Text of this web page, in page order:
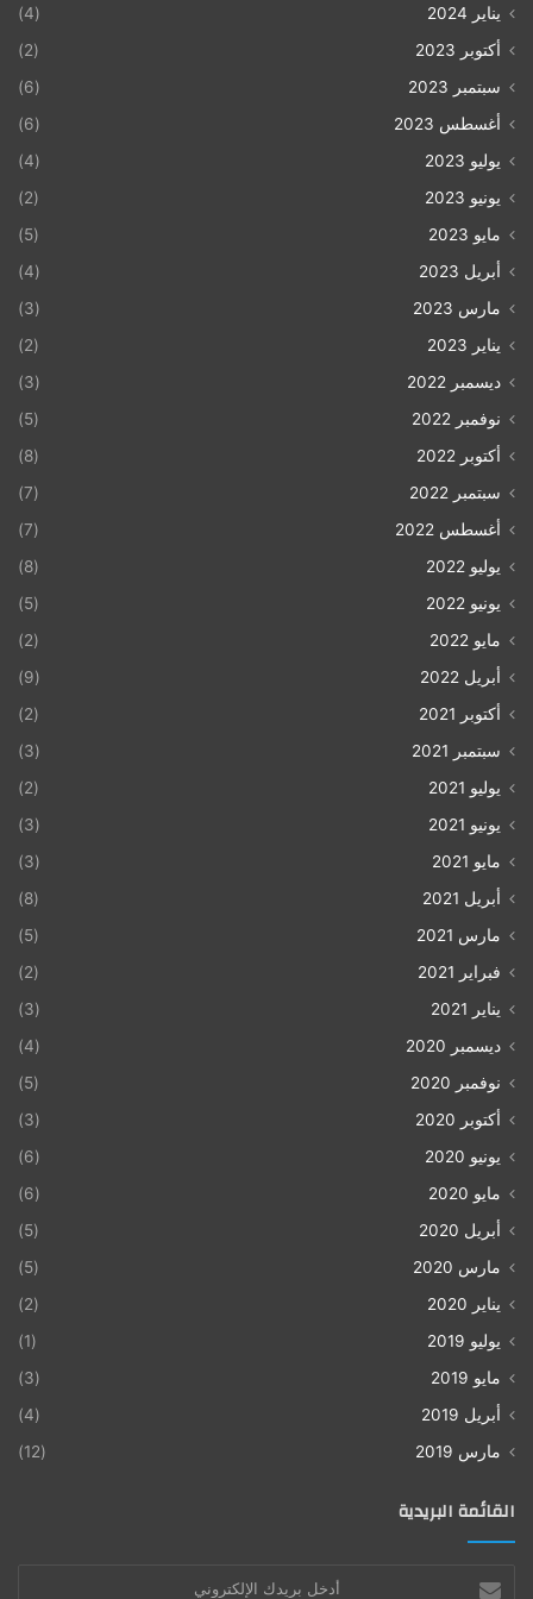
يناير 2024
(4)
أكتوبر 2023
(2)
سبتمبر 2023
(6)
أغسطس 2023
(6)
يوليو 2023
(4)
يونيو 2023
(2)
مايو 2023
(5)
أبريل 2023
(4)
مارس 2023
(3)
يناير 2023
(2)
ديسمبر 2022
(3)
نوفمبر 2022
(5)
أكتوبر 2022
(8)
سبتمبر 2022
(7)
أغسطس 2022
(7)
يوليو 2022
(8)
يونيو 2022
(5)
مايو 2022
(2)
أبريل 2022
(9)
أكتوبر 2021
(2)
سبتمبر 2021
(3)
يوليو 2021
(2)
يونيو 2021
(3)
مايو 2021
(3)
أبريل 2021
(8)
مارس 2021
(5)
فبراير 2021
(2)
يناير 2021
(3)
ديسمبر 2020
(4)
نوفمبر 2020
(5)
أكتوبر 2020
(3)
يونيو 2020
(6)
مايو 2020
(6)
أبريل 2020
(5)
مارس 2020
(5)
يناير 2020
(2)
يوليو 2019
(1)
مايو 2019
(3)
أبريل 2019
(4)
مارس 2019
(12)
القائمة البريدية